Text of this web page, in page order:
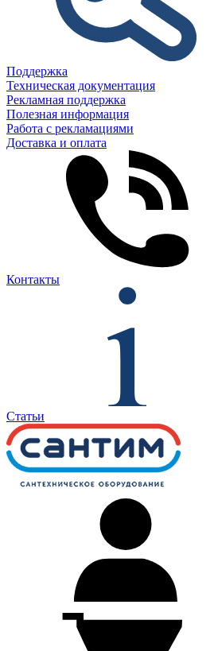
Поддержка
Техническая документация
Рекламная поддержка
Полезная информация
Работа с рекламациями
Доставка и оплата
Контакты
Статьи